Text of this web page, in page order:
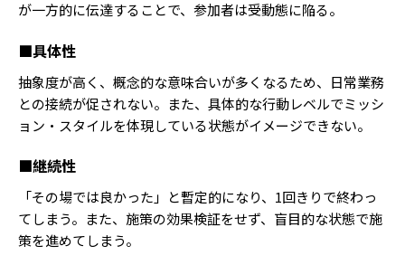
が一方的に伝達することで、参加者は受動態に陥る。
■具体性
抽象度が高く、概念的な意味合いが多くなるため、日常業務
との接続が促されない。また、具体的な行動レベルでミッシ
ョン・スタイルを体現している状態がイメージできない。
■継続性
「その場では良かった」と暫定的になり、1回きりで終わっ
てしまう。また、施策の効果検証をせず、盲目的な状態で施
策を進めてしまう。